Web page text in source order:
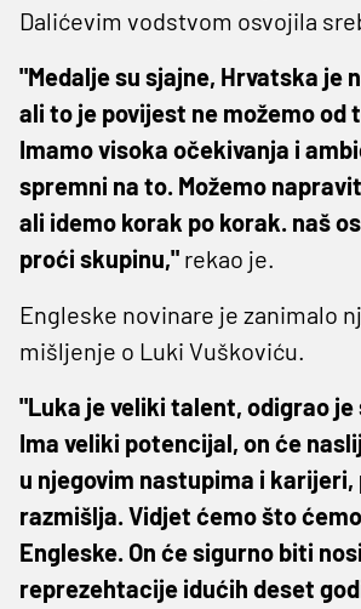
Dalićevim vodstvom osvojila
"Medalje su sjajne, Hrvatska je
ali to je povijest ne možemo od
Imamo visoka očekivanja i
spremni na to. Možemo
ali idemo korak po korak. naš
proći skupinu," rekao je.
Engleske novinare je zanimalo
mišljenje o Luki Vuškoviću.
"Luka je veliki talent, odigrao je
Ima veliki potencijal, on će
u njegovim nastupima i karijeri,
razmišlja. Vidjet ćemo što
Engleske. On će sigurno biti
reprezehtacije idućih deset